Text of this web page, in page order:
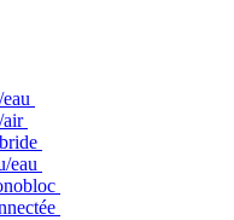
air
eau